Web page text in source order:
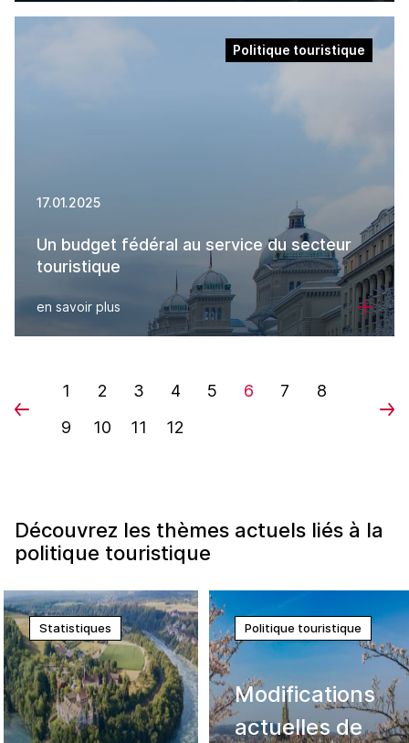
Politique touristique
17.01.2025
Un budget fédéral au service du secteur
touristique
en savoir plus
1 2 3 4 5 6 7
8
9
10 11 12
Découvrez les thèmes actuels liés à la
politique touristique
Statistiques Politique touristique
Modifications
actuelles de